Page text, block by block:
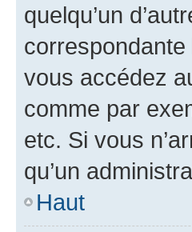
quelqu’un
vous accédez
comme par
etc. Si vous
qu’un
Haut